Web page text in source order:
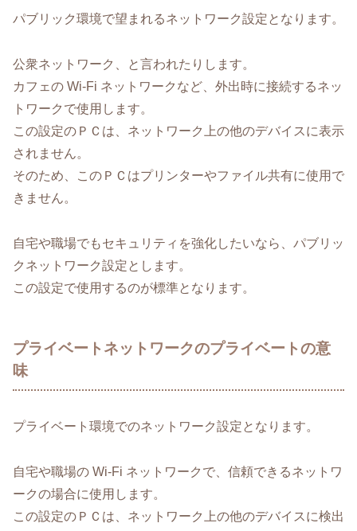
パブリック環境で望まれるネットワーク設定となります。
公衆ネットワーク、と言われたりします。
カフェの Wi-Fi ネットワークなど、外出時に接続するネッ
トワークで使用します。
この設定のＰＣは、ネットワーク上の他のデバイスに表示
されません。
そのため、このＰＣはプリンターやファイル共有に使用で
きません。
自宅や職場でもセキュリティを強化したいなら、パブリッ
クネットワーク設定とします。
この設定で使用するのが標準となります。
プライベートネットワークのプライベートの意
味
プライベート環境でのネットワーク設定となります。
自宅や職場の Wi-Fi ネットワークで、信頼できるネットワ
ークの場合に使用します。
この設定のＰＣは、ネットワーク上の他のデバイスに検出